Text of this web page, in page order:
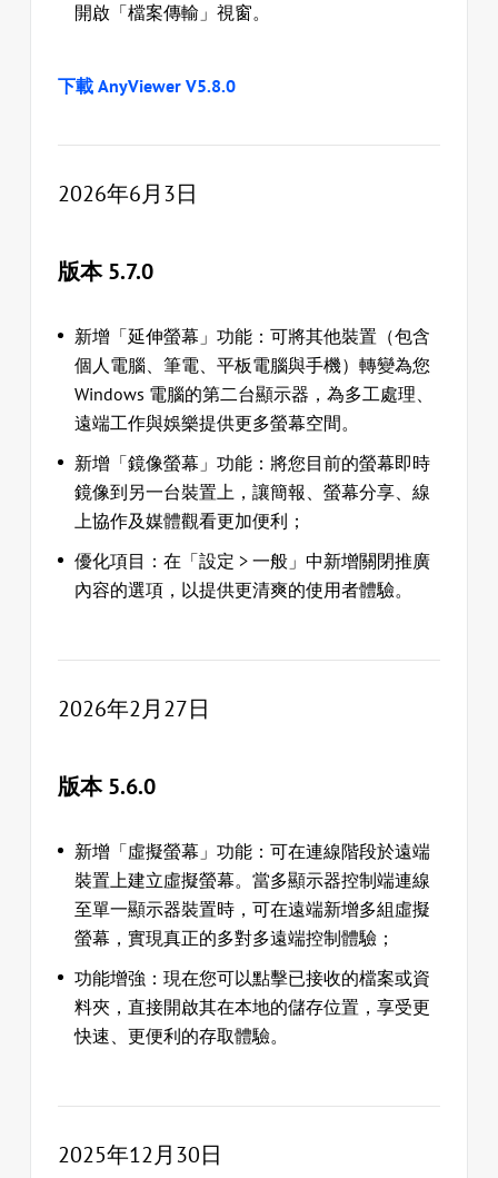
開啟「檔案傳輸」視窗。
下載 AnyViewer V5.8.0
2026年6月3日
版本 5.7.0
新增「延伸螢幕」功能：可將其他裝置（包含
個人電腦、筆電、平板電腦與手機）轉變為您
Windows 電腦的第二台顯示器，為多工處理、
遠端工作與娛樂提供更多螢幕空間。
新增「鏡像螢幕」功能：將您目前的螢幕即時
鏡像到另一台裝置上，讓簡報、螢幕分享、線
上協作及媒體觀看更加便利；
優化項目：在「設定 > 一般」中新增關閉推廣
內容的選項，以提供更清爽的使用者體驗。
2026年2月27日
版本 5.6.0
新增「虛擬螢幕」功能：可在連線階段於遠端
裝置上建立虛擬螢幕。當多顯示器控制端連線
至單一顯示器裝置時，可在遠端新增多組虛擬
螢幕，實現真正的多對多遠端控制體驗；
功能增強：現在您可以點擊已接收的檔案或資
料夾，直接開啟其在本地的儲存位置，享受更
快速、更便利的存取體驗。
2025年12月30日